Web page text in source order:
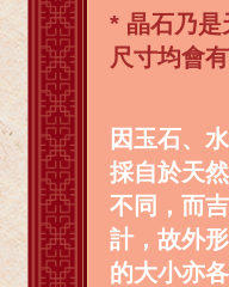
* 晶石乃是
尺寸均會有
因玉石、
採自於天
不同，而
計，故外
的大小亦